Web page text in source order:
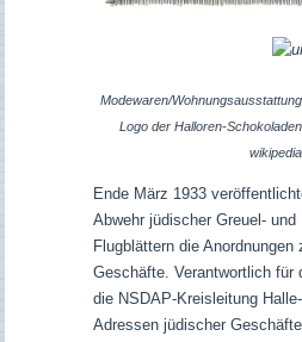
Modewaren/
Logo der Halloren-
Ende März 1933
Abwehr jüdischer Greuel- und
Flugblättern die
Geschäfte. Verantwortlich für
die NSDAP-Kreisleitung
Adressen jüdischer